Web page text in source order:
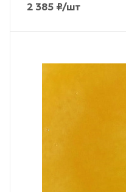
2 385 ₽/шт